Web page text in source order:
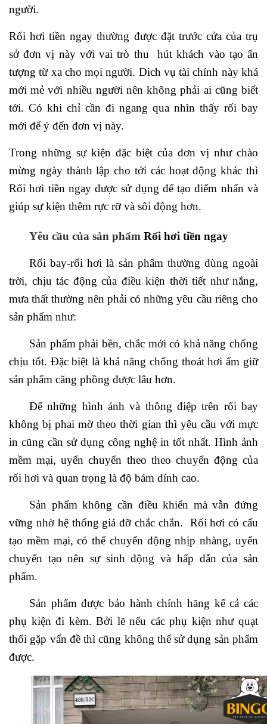
người.
Rối hơi tiền ngay thường được đặt trước cửa của trụ
sở đơn vị này với vai trò thu hút khách vào tạo ấn
tượng từ xa cho mọi người. Dich vụ tài chính này khá
mới mẻ với nhiều người nên không phải ai cũng biết
tới. Có khi chỉ cần đi ngang qua nhìn thấy rối bay
mới để ý đến đơn vị này.
Trong những sự kiện đặc biệt của đơn vị như chào
mừng ngày thành lập cho tới các hoạt động khác thì
Rối hơi tiền ngay được sử dụng để tạo điểm nhấn và
giúp sự kiện thêm rực rỡ và sôi động hơn.
Yêu cầu của sản phẩm Rối hơi tiền ngay
Rối bay-rối hơi là sản phẩm thường dùng ngoài
trời, chịu tác động của điều kiện thời tiết như nắng,
mưa thất thường nên phải có những yêu cầu riêng cho
sản phẩm như:
Sản phẩm phải bền, chắc mới có khả năng chống
chịu tốt. Đặc biệt là khả năng chống thoát hơi ẩm giữ
sản phẩm căng phồng được lâu hơn.
Để những hình ảnh và thông điệp trên rối bay
không bị phai mờ theo thời gian thì yêu cầu với mực
in cũng cần sử dụng công nghệ in tốt nhất. Hình ảnh
mềm mại, uyển chuyển theo theo chuyển động của
rối hơi và quan trọng là độ bám dính cao.
Sản phẩm không cần điều khiển mà vẫn đứng
vững nhờ hệ thống giá đỡ chắc chắn. Rối hơi có cấu
tạo mềm mại, có thể chuyển động nhịp nhàng, uyển
chuyển tạo nên sự sinh động và hấp dẫn của sản
phẩm.
Sản phẩm được bảo hành chính hãng kể cả các
phụ kiện đi kèm. Bởi lẽ nếu các phụ kiện như quạt
thổi gặp vấn đề thì cũng không thể sử dụng sản phẩm
được.